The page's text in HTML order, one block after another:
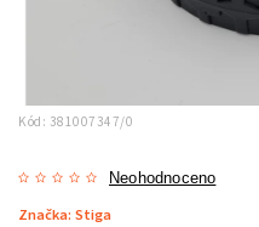
Kód: 381007347/0
Neohodnoceno
Značka: Stiga